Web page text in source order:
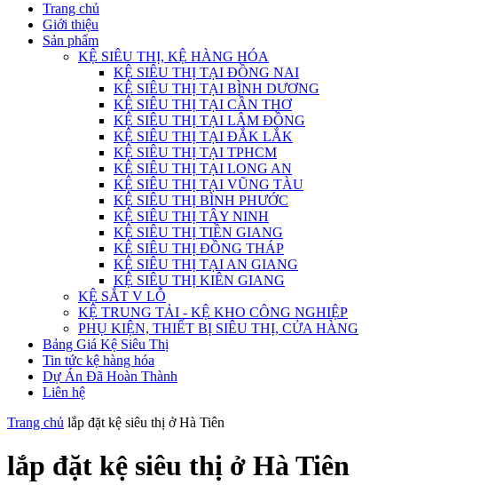
Trang chủ
Giới thiệu
Sản phẩm
KỆ SIÊU THỊ, KỆ HÀNG HÓA
KỆ SIÊU THỊ TẠI ĐỒNG NAI
KỆ SIÊU THỊ TẠI BÌNH DƯƠNG
KỆ SIÊU THỊ TẠI CẦN THƠ
KỆ SIÊU THỊ TẠI LÂM ĐỒNG
KỆ SIÊU THỊ TẠI ĐẮK LẮK
KỆ SIÊU THỊ TẠI TPHCM
KỆ SIÊU THỊ TẠI LONG AN
KỆ SIÊU THỊ TẠI VŨNG TÀU
KỆ SIÊU THỊ BÌNH PHƯỚC
KỆ SIÊU THỊ TÂY NINH
KỆ SIÊU THỊ TIỀN GIANG
KỆ SIÊU THỊ ĐỒNG THÁP
KỆ SIÊU THỊ TẠI AN GIANG
KỆ SIÊU THỊ KIÊN GIANG
KỆ SẮT V LỖ
KỆ TRUNG TẢI - KỆ KHO CÔNG NGHIỆP
PHỤ KIỆN, THIẾT BỊ SIÊU THỊ, CỬA HÀNG
Bảng Giá Kệ Siêu Thị
Tin tức kệ hàng hóa
Dự Án Đã Hoàn Thành
Liên hệ
Trang chủ lắp đặt kệ siêu thị ở Hà Tiên
lắp đặt kệ siêu thị ở Hà Tiên